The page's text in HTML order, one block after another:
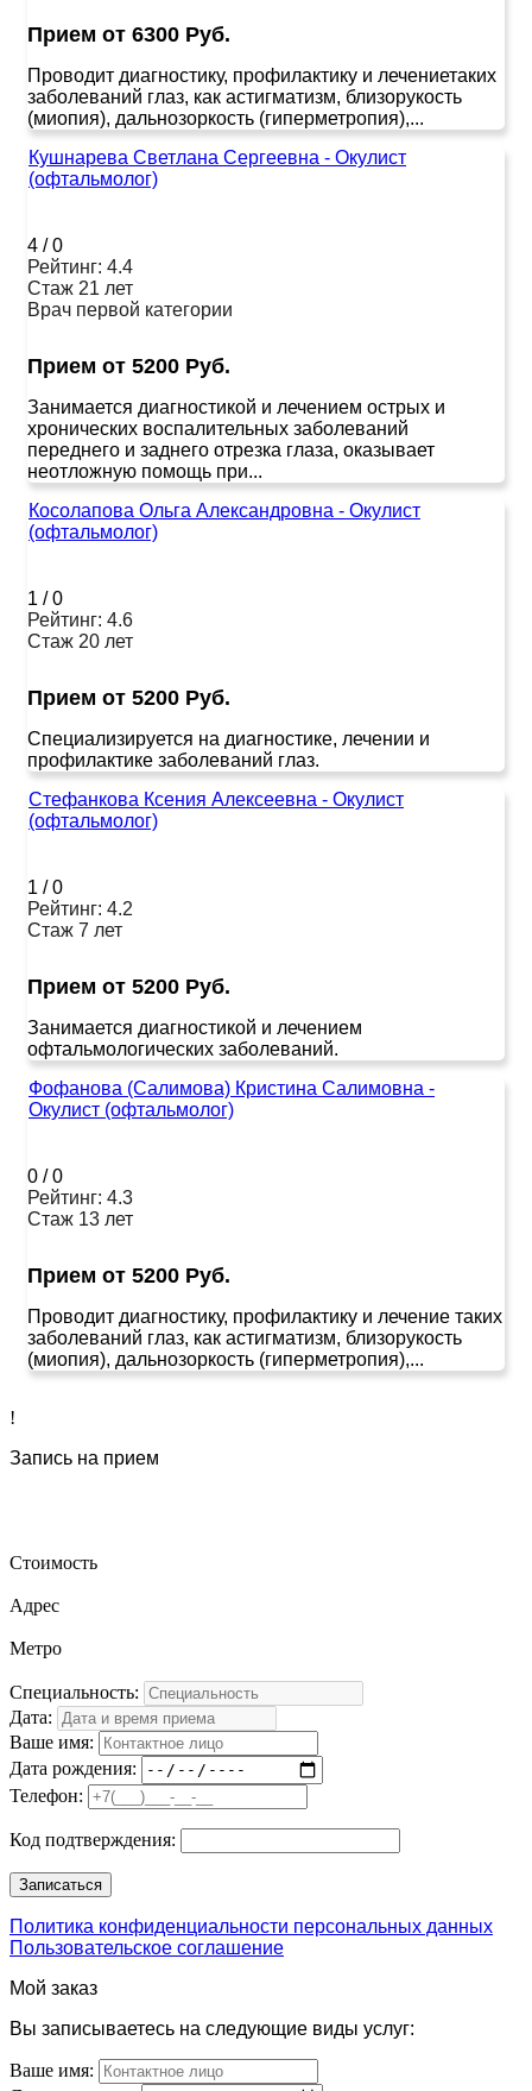
Прием от 6300 Руб.
Проводит диагностику, профилактику и лечениетаких
заболеваний глаз, как астигматизм, близорукость
(миопия), дальнозоркость (гиперметропия),...
Кушнарева Светлана Сергеевна - Окулист
(офтальмолог)
4 /0
Рейтинг: 4.4
Стаж 21 лет
Врач первой категории
Прием от 5200 Руб.
Занимается диагностикой и лечением острых и
хронических воспалительных заболеваний
переднего и заднего отрезка глаза, оказывает
неотложную помощь при...
Косолапова Ольга Александровна - Окулист
(офтальмолог)
1 /0
Рейтинг: 4.6
Стаж 20 лет
Прием от 5200 Руб.
Специализируется на диагностике, лечении и
профилактике заболеваний глаз.
Стефанкова Ксения Алексеевна - Окулист
(офтальмолог)
1 /0
Рейтинг: 4.2
Стаж 7 лет
Прием от 5200 Руб.
Занимается диагностикой и лечением
офтальмологических заболеваний.
Фофанова (Салимова) Кристина Салимовна -
Окулист (офтальмолог)
0 /0
Рейтинг: 4.3
Стаж 13 лет
Прием от 5200 Руб.
Проводит диагностику, профилактику и лечение таких
заболеваний глаз, как астигматизм, близорукость
(миопия), дальнозоркость (гиперметропия),...
!
Запись на прием
Стоимость
Адрес
Метро
Специальность:
Дата:
Ваше имя:
Дата рождения:
Телефон:
Код подтверждения:
Политика конфиденциальности персональных данных
Пользовательское соглашение
Мой заказ
Вы записываетесь на следующие виды услуг:
Ваше имя: